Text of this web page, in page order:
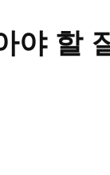
야 할